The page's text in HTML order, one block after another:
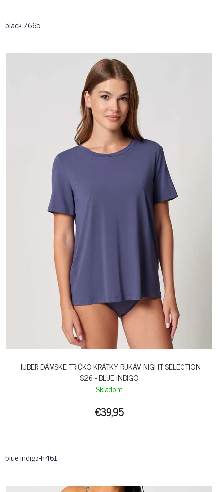
black-7665
HUBER DÁMSKE TRIČKO KRÁTKY RUKÁV NIGHT SELECTION
S26 - BLUE INDIGO
Skladom
€39,95
blue indigo-h461